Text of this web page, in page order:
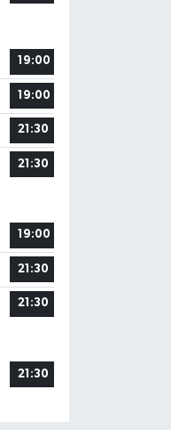
19:00
19:00
21:30
21:30
19:00
21:30
21:30
21:30